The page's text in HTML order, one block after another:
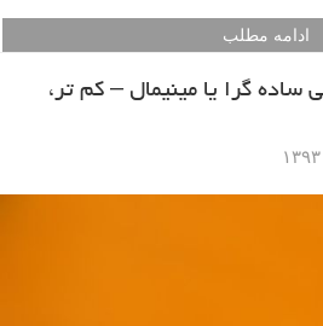
ادامه مطلب
ساده گرا یا مینیمال – کم تر،